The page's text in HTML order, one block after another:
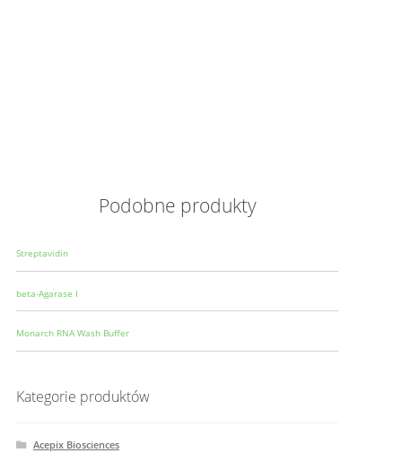
Podobne produkty
Streptavidin
beta-Agarase I
Monarch RNA Wash Buffer
Kategorie produktów
Acepix Biosciences